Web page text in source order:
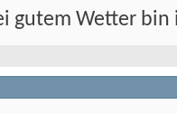
gutem Wetter